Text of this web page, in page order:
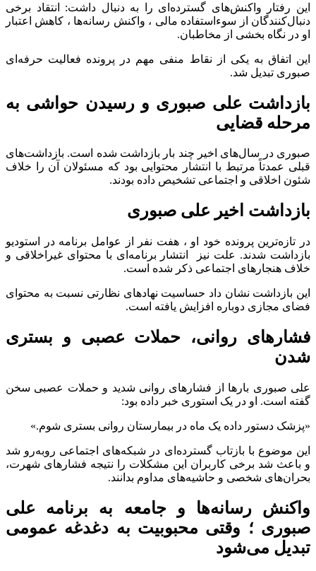
این رفتار واکنش‌های گسترده‌ای را به دنبال داشت: انتقاد برخی
دنبال‌کنندگان از سوءاستفاده مالی ، واکنش رسانه‌ها ، کاهش اعتبار
او در نگاه بخشی از مخاطبان.
این اتفاق به یکی از نقاط منفی مهم در پرونده فعالیت حرفه‌ای
صبوری تبدیل شد.
بازداشت علی صبوری و رسیدن حواشی به
مرحله قضایی
صبوری در سال‌های اخیر چند بار بازداشت شده است. بازداشت‌های
قبلی عمدتاً مرتبط با انتشار محتوایی بود که مسئولان آن را خلاف
شئون اخلاقی و اجتماعی تشخیص داده بودند.
بازداشت اخیر علی صبوری
در تازه‌ترین پرونده خود او ، هفت نفر از عوامل برنامه در استودیو
بازداشت شدند. علت نیز انتشار برنامه‌ای با محتوای غیراخلاقی و
خلاف هنجارهای اجتماعی ذکر شده است.
این بازداشت نشان داد حساسیت نهادهای نظارتی نسبت به محتوای
فضای مجازی دوباره افزایش یافته است.
فشارهای روانی، حملات عصبی و بستری
شدن
علی صبوری بارها از فشارهای روانی شدید و حملات عصبی سخن
گفته است. او در یک استوری خبر داده بود:
«پزشک دستور داده یک ماه در بیمارستان روانی بستری شوم.»
این موضوع با بازتاب گسترده‌ای در شبکه‌های اجتماعی روبه‌رو شد
و باعث شد برخی کاربران این مشکلات را نتیجه فشارهای شهرت،
بحران‌های شخصی و حاشیه‌های مداوم بدانند.
واکنش رسانه‌ها و جامعه به برنامه علی
صبوری ؛ وقتی محبوبیت به دغدغه عمومی
تبدیل می‌شود